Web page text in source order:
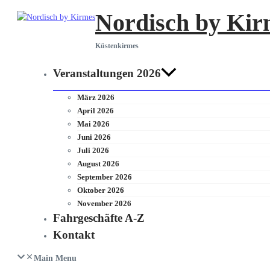
Zum
Inhalt
Nordisch by
Küstenkirmes
Veranstaltungen 2026
März 2026
April 2026
Mai 2026
Juni 2026
Juli 2026
August 2026
September 2026
Oktober 2026
November 2026
Fahrgeschäfte A-Z
Kontakt
Main Menu